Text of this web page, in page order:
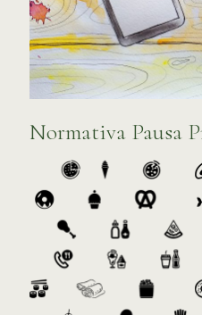
Normativa Pausa